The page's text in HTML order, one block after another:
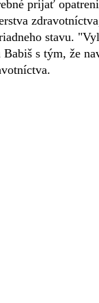
prijať
stavu.
s tým, že